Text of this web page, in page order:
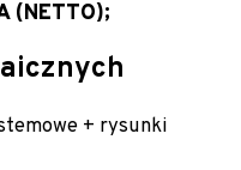
(NETTO);
+ rysunki